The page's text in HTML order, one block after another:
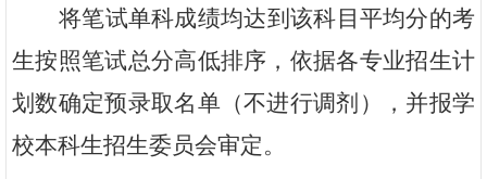
将笔试单科成绩均达到该科目平均分的考
生按照笔试总分高低排序，依据各专业招生计
划数确定预录取名单（不进行调剂），并报学
校本科生招生委员会审定。